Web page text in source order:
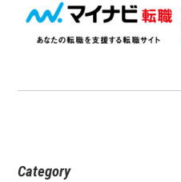
Category